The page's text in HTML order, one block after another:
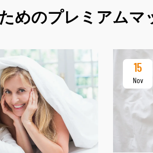
めのプレミアムマ
15
Nov